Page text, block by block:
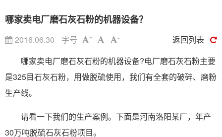
哪家卖电厂磨石灰石粉的机器设备？
2016.06.30 字号 + -
返回列表
哪家卖电厂磨石灰石粉的机器设备?电厂磨石灰石粉主要
是325目石灰石粉，用做脱硫使用，我们有全套的破碎、磨粉
生产线。
请看一下我们的生产案例。下面是河南洛阳某厂，年产
30万吨脱硫石灰石粉项目。